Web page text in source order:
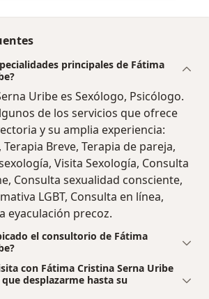
principales de Fátima
Uribe es Sexólogo, Psicólogo.
de los servicios que ofrece
y su amplia experiencia:
Breve, Terapia de pareja,
Visita Sexología, Consulta
Consulta sexualidad consciente,
LGBT, Consulta en línea,
eyaculación precoz.
el consultorio de Fátima
con Fátima Cristina Serna Uribe
desplazarme hasta su